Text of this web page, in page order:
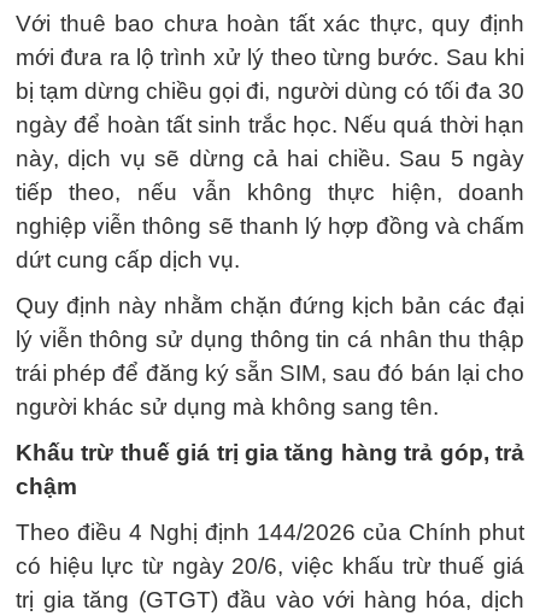
Với thuê bao chưa hoàn tất xác thực, quy định
mới đưa ra lộ trình xử lý theo từng bước. Sau khi
bị tạm dừng chiều gọi đi, người dùng có tối đa 30
ngày để hoàn tất sinh trắc học. Nếu quá thời hạn
này, dịch vụ sẽ dừng cả hai chiều. Sau 5 ngày
tiếp theo, nếu vẫn không thực hiện, doanh
nghiệp viễn thông sẽ thanh lý hợp đồng và chấm
dứt cung cấp dịch vụ.
Quy định này nhằm chặn đứng kịch bản các đại
lý viễn thông sử dụng thông tin cá nhân thu thập
trái phép để đăng ký sẵn SIM, sau đó bán lại cho
người khác sử dụng mà không sang tên.
Khấu trừ thuế giá trị gia tăng hàng trả góp, trả
chậm
Theo điều 4 Nghị định 144/2026 của Chính phut
có hiệu lực từ ngày 20/6, việc khấu trừ thuế giá
trị gia tăng (GTGT) đầu vào với hàng hóa, dịch